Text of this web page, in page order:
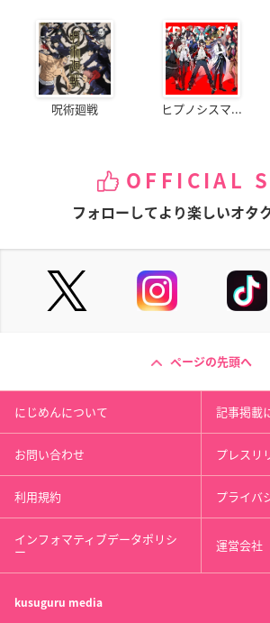
呪術廻戦 ヒプノシスマ...
OFFICIAL
フォローしてより楽しいオタ
ページの先頭へ
にじめんについて 記事掲載
お問い合わせ プレスリ
利用規約 プライバ
インフォマティブデータポリシ
ー 運営会社
kusuguru media